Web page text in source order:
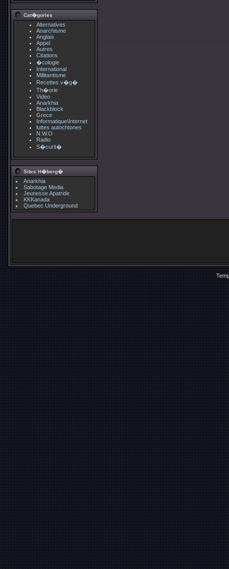
Cat�gories
Alternatives
Anarchisme
Anglais
Appel
Autres
Citations
�cologie
International
Millitantisme
Recettes v�g�
Th�orie
Video
Anarkhia
Blackblock
Grece
Informatique\Internet
luttes autochtones
N.W.O
Radio
S�curit�
Sites H�berg�
Anarkhia
Sabotage Media
Jeunesse Apatride
KKKanada
Quebec Underground